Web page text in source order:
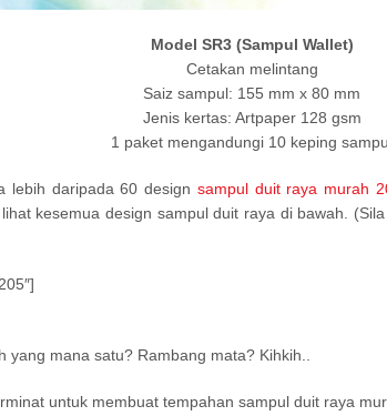
Model SR3 (Sampul Wallet)
Cetakan melintang
Saiz sampul: 155 mm x 80 mm
Jenis kertas: Artpaper 128 gsm
1 paket mengandungi 10 keping
lebih daripada 60 design sampul duit raya murah
kesemua design sampul duit raya di bawah.
yang mana satu? Rambang mata? Kihkih..
untuk membuat tempahan sampul duit raya